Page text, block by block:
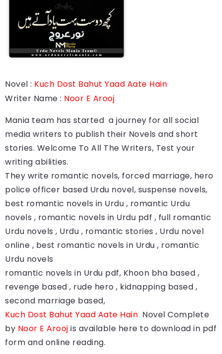
Novel : Kuch Dost Bahut Yaad Aate Hain
Writer Name : Noor E Arooj
Mania team has started a journey for all social
media writers to publish their Novels and short
stories. Welcome To All The Writers, Test your
writing abilities.
They write romantic novels, forced marriage, hero
police officer based Urdu novel, suspense novels,
best romantic novels in Urdu , romantic Urdu
novels , romantic novels in Urdu pdf , full romantic
Urdu novels , Urdu , romantic stories , Urdu novel
online , best romantic novels in Urdu , romantic
Urdu novels
romantic novels in Urdu pdf, Khoon bha based ,
revenge based , rude hero , kidnapping based ,
second marriage based,
Kuch Dost Bahut Yaad Aate Hain Novel Complete
by Noor E Arooj is available here to download in pdf
form and online reading.